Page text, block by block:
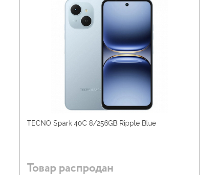
TECNO Spark 40C 8/256GB Ripple Blue
Товар распродан